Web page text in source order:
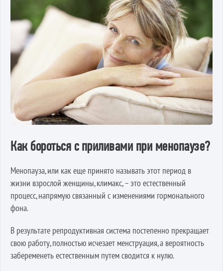
Как бороться с приливами при менопаузе?
Менопауза, или как еще принято называть этот период в
жизни взрослой женщины, климакс, – это естественный
процесс, напрямую связанный с изменениями гормонального
фона.
В результате репродуктивная система постепенно прекращает
свою работу, полностью исчезает менструация, а вероятность
забеременеть естественным путем сводится к нулю.